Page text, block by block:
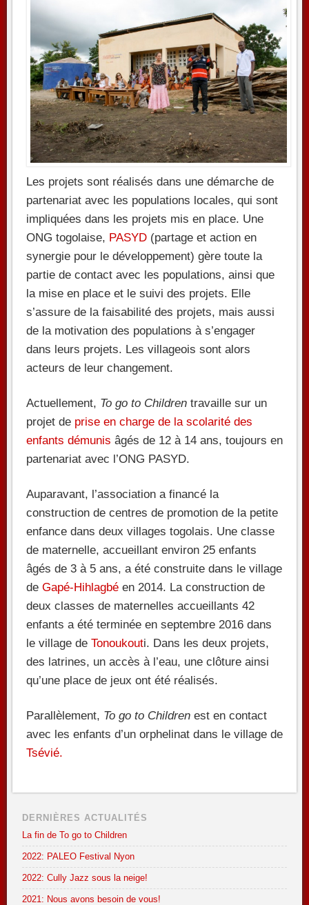
Les projets sont réalisés dans une démarche de
partenariat avec les populations locales, qui sont
impliquées dans les projets mis en place. Une
ONG togolaise, PASYD(partage et action en
synergie pour le développement) gère toute la
partie de contact avec les populations, ainsi que
la mise en place et le suivi des projets. Elle
s’assure de la faisabilité des projets, mais aussi
de la motivation des populations à s’engager
dans leurs projets. Les villageois sont alors
acteurs de leur changement.
Actuellement, To go to Children travaille sur un
projet de prise en charge de la scolarité des
enfants démunis âgés de 12 à 14 ans, toujours en
partenariat avec l’ONG PASYD.
Auparavant, l’association a financé la
construction de centres de promotion de la petite
enfance dans deux villages togolais. Une classe
de maternelle, accueillant environ 25 enfants
âgés de 3 à 5 ans, a été construite dans le village
de Gapé-Hihlagbéen 2014. La construction de
deux classes de maternelles accueillants 42
enfants a été terminée en septembre 2016 dans
le village de Tonoukouti. Dans les deux projets,
des latrines, un accès à l’eau, une clôture ainsi
qu’une place de jeux ont été réalisés.
Parallèlement, To go to Childrenest en contact
avec les enfants d’un orphelinat dans le village de
Tsévié.
DERNIÈRES ACTUALITÉS
La fin de To go to Children
2022: PALEO Festival Nyon
2022: Cully Jazz sous la neige!
2021: Nous avons besoin de vous!